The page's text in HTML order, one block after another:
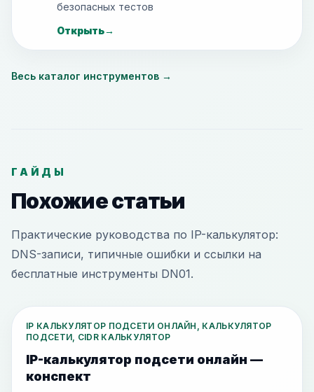
безопасных тестов
Открыть→
Весь каталог инструментов →
ГАЙДЫ
Похожие статьи
Практические руководства по IP-калькулятор:
DNS-записи, типичные ошибки и ссылки на
бесплатные инструменты DN01.
IP КАЛЬКУЛЯТОР ПОДСЕТИ ОНЛАЙН, КАЛЬКУЛЯТОР
ПОДСЕТИ, CIDR КАЛЬКУЛЯТОР
IP-калькулятор подсети онлайн —
конспект